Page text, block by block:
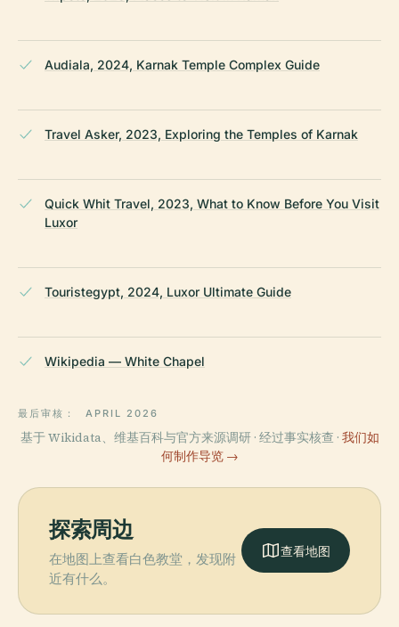
Audiala, 2024, Karnak Temple Complex Guide
Travel Asker, 2023, Exploring the Temples of Karnak
Quick Whit Travel, 2023, What to Know Before You Visit
Luxor
Touristegypt, 2024, Luxor Ultimate Guide
Wikipedia — White Chapel
最后审核： APRIL 2026
基于 Wikidata、维基百科与官方来源调研 · 经过事实核查 · 我们如
何制作导览 →
探索周边
在地图上查看白色教堂，发现附
近有什么。
查看地图